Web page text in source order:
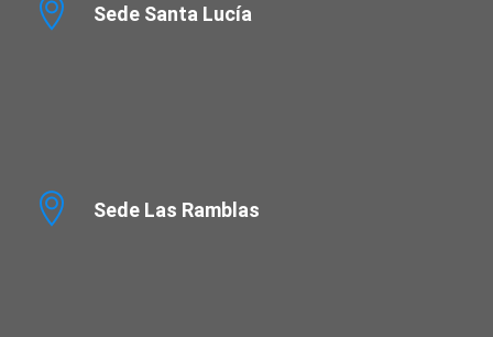
Sede Santa Lucía
Sede Las Ramblas